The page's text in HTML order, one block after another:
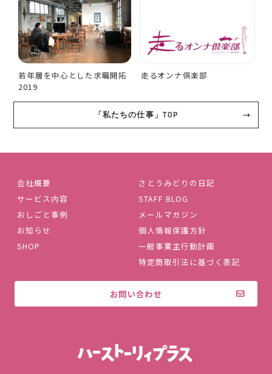
若年層を中心とした求職開拓
2019
走るオンナ倶楽部
「私たちの仕事」TOP
会社概要
サービス内容
おしごと事例
お知らせ
SHOP
さとうみどりの日記
STAFF BLOG
メールマガジン
個人情報保護方針
一般事業主行動計画
特定商取引法に基づく表記
お問い合わせ